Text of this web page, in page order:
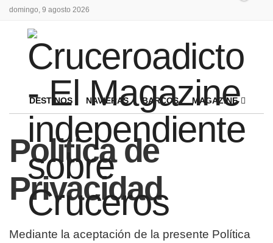
domingo, 9 agosto 2026
DESTINOS NAVIERAS BARCOS MAGAZINE
Politica de
Privacidad
Mediante la aceptación de la presente Política